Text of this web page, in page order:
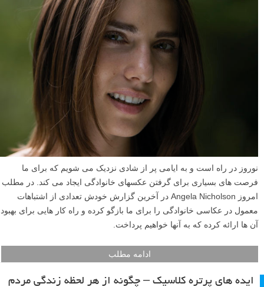
نوروز در راه است و به ایامی پر از شادی نزدیک می شویم که برای ما
فرصت های بسیاری برای گرفتن عکسهای خانوادگی ایجاد می کند. در مطلب
امروز Angela Nicholson در آخرین گزارش خودش تعدادی از اشتباهات
معمول در عکاسی خانوادگی را برای ما بازگو کرده و راه کار هایی برای بهبود
آن ها ارائه کرده که به آنها خواهیم پرداخت.
ادامه مطلب
ایده های پرتره کلاسیک – چگونه از هر لحظه زندگی مردم